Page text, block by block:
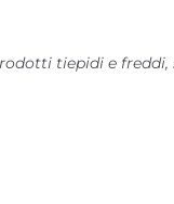
tiepidi e freddi,